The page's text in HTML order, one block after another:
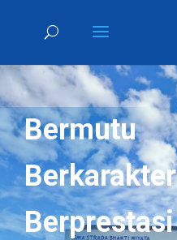
Bermutu
Berkarakter
Berprestasi